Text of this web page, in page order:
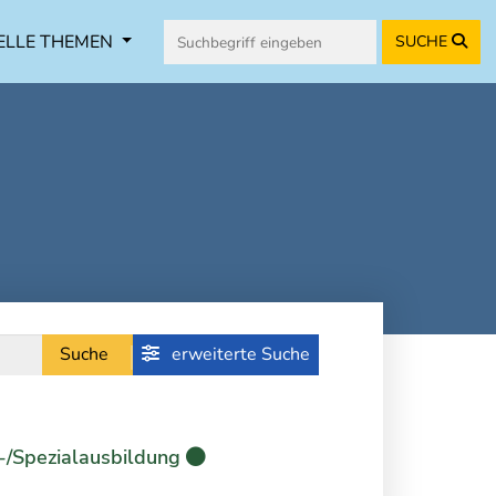
THEMEN SUCHE
Suche erweiterte Suche
Spezialausbildung